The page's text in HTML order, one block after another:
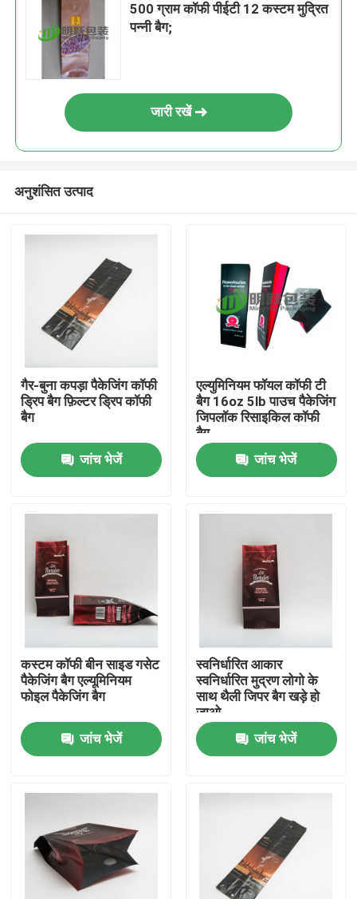
हमारे बारे में
फैक्टरी यात्रा
हमसे संपर्क करें
समाचार
सभी मामलों
खाद्य पैकेजिंग बैग
कॉफी पैकेजिंग बैग
500 ग्राम कॉफी पीईटी 12 कस्टम मुद्रित
पन्नी बैग;
जारी रखें
अनुशंसित उत्पाद
गैर-बुना कपड़ा पैकेजिंग कॉफी
ड्रिप बैग फ़िल्टर ड्रिप कॉफी
बैग
जांच भेजें
एल्युमिनियम फॉयल कॉफी टी
बैग 16oz 5lb पाउच पैकेजिंग
जिपलॉक रिसाइकिल कॉफी
बैग
जांच भेजें
कस्टम कॉफी बीन साइड गसेट
पैकेजिंग बैग एल्यूमिनियम
फोइल पैकेजिंग बैग
जांच भेजें
स्वनिर्धारित आकार
स्वनिर्धारित मुद्रण लोगो के
साथ थैली जिपर बैग खड़े हो
जाओ
जांच भेजें